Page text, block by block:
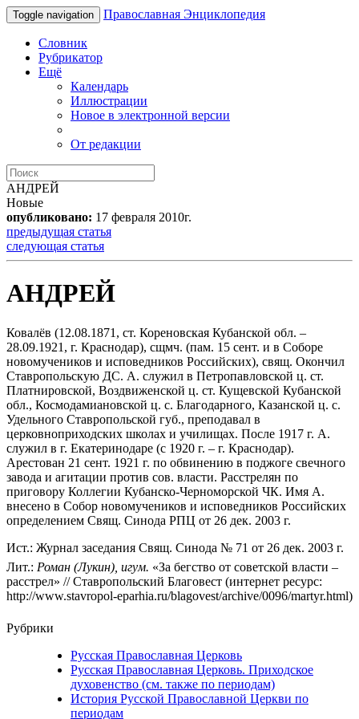
Toggle navigation Православная Энциклопедия
Словник
Рубрикатор
Ещё
Календарь
Иллюстрации
Новое в электронной версии
От редакции
АНДРЕЙ
Новые
опубликовано: 17 февраля 2010г.
предыдущая статья
следующая статья
АНДРЕЙ
Ковалёв (12.08.1871, ст. Кореновская Кубанской обл. –
28.09.1921, г. Краснодар), сщмч. (пам. 15 сент. и в Соборе
новомучеников и исповедников Российских), свящ. Окончил
Ставропольскую ДС. А. служил в Петропавловской ц. ст.
Платнировской, Воздвиженской ц. ст. Кущевской Кубанской
обл., Космодамиановской ц. с. Благодарного, Казанской ц. с.
Удельного Ставропольской губ., преподавал в
церковноприходских школах и училищах. После 1917 г. А.
служил в г. Екатеринодаре (с 1920 г. – г. Краснодар).
Арестован 21 сент. 1921 г. по обвинению в поджоге свечного
завода и агитации против сов. власти. Расстрелян по
приговору Коллегии Кубанско-Черноморской ЧК. Имя А.
внесено в Собор новомучеников и исповедников Российских
определением Свящ. Синода РПЦ от 26 дек. 2003 г.
Ист.: Журнал заседания Свящ. Синода № 71 от 26 дек. 2003 г.
Лит.: Роман (Лукин), игум. «За бегство от советской власти –
расстрел» // Ставропольский Благовест (интернет ресурс:
http://www.stavropol-eparhia.ru/blagovest/archive/0096/martyr.html)
Рубрики
Русская Православная Церковь
Русская Православная Церковь. Приходское
духовенство (см. также по периодам)
История Русской Православной Церкви по
периодам